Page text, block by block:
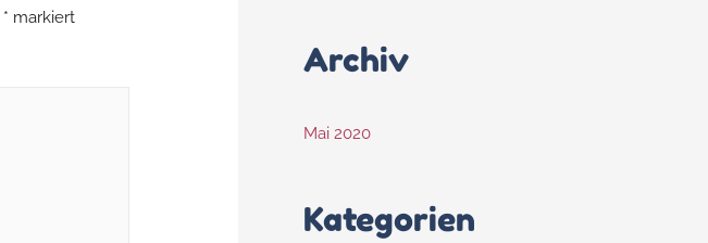
* markiert
Archiv
Mai 2020
Kategorien